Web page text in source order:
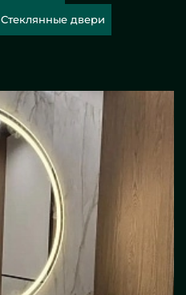
Стеклянные двери